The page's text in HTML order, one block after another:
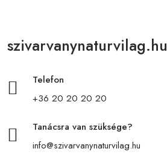
szivarvanynaturvilag.hu
Telefon
+36 20 20 20 20
Tanácsra van szüksége?
info@szivarvanynaturvilag.hu